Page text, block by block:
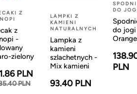
Z
z
-
zielony
PLN
PLN
LAMPKI Z
KAMIENI
NATURALNYCH
Lampka z
kamieni
szlachetnych -
Mix kamieni
93.40 PLN
DO
do
Orange
PLN